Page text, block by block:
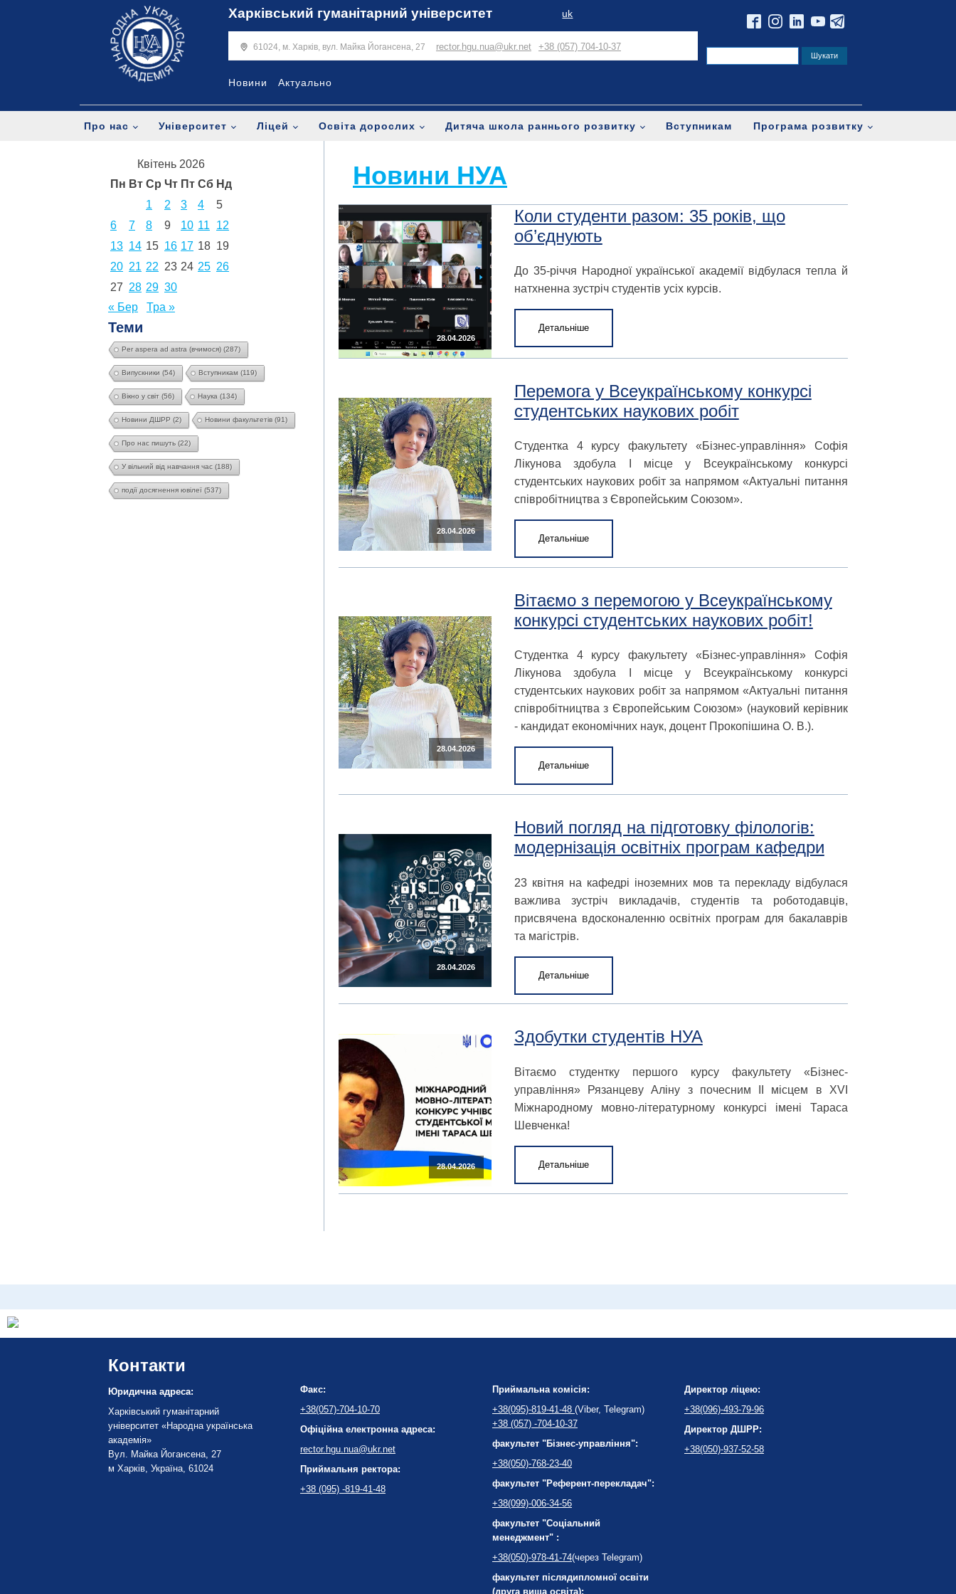
Харківський гуманітарний університет uk
61024, м. Харків, вул. Майка Йогансена, 27 rector.hgu.nua@ukr.net +38 (057) 704-10-37
Новини Актуально
Про нас Університет Ліцей Освіта дорослих Дитяча школа раннього розвитку Вступникам Програма розвитку
Квітень 2026
Пн Вт Ср Чт Пт Сб Нд
1
2 3 4
5
6
7 8 9 10 11
12
13 14 15 16 17 18 19
20 21 22 23 24 25 26
27 28 29 30
« Бер
Тра »
Теми
Per aspera ad astra (вчимося) (287)
Випускники (54) Вступникам (119)
Вікно у світ (56) Наука (134)
Новини ДШРР (2) Новини факультетів (91)
Про нас пишуть (22)
У вільний від навчання час (188)
події досягнення ювілеї (537)
Новини НУА
28.04.2026
Коли студенти разом: 35 років, що
об’єднують
До 35-річчя Народної української академії відбулася тепла й
натхненна зустріч студентів усіх курсів.
Детальніше
28.04.2026
Перемога у Всеукраїнському конкурсі
студентських наукових робіт
Студентка 4 курсу факультету «Бізнес-управління» Софія
Лікунова здобула І місце у Всеукраїнському конкурсі
студентських наукових робіт за напрямом «Актуальні питання
співробітництва з Європейським Союзом».
Детальніше
28.04.2026
Вітаємо з перемогою у Всеукраїнському
конкурсі студентських наукових робіт!
Студентка 4 курсу факультету «Бізнес-управління» Софія
Лікунова здобула І місце у Всеукраїнському конкурсі
студентських наукових робіт за напрямом «Актуальні питання
співробітництва з Європейським Союзом» (науковий керівник
- кандидат економічних наук, доцент Прокопішина О. В.).
Детальніше
28.04.2026
Новий погляд на підготовку філологів:
модернізація освітніх програм кафедри
23 квітня на кафедрі іноземних мов та перекладу відбулася
важлива зустріч викладачів, студентів та роботодавців,
присвячена вдосконаленню освітніх програм для бакалаврів
та магістрів.
Детальніше
28.04.2026
Здобутки студентів НУА
Вітаємо студентку першого курсу факультету «Бізнес-
управління» Рязанцеву Аліну з почесним ІІ місцем в XVI
Міжнародному мовно-літературному конкурсі імені Тараса
Шевченка!
Детальніше
Контакти
Юридична адреса:
Харківський гуманітарний
університет «Народна українська
академія»
Вул. Майка Йогансена, 27
м Харків, Україна, 61024
Факс:
+38(057)-704-10-70
Офіційна електронна адреса:
rector.hgu.nua@ukr.net
Приймальня ректора:
+38 (095) -819-41-48
Приймальна комісія:
+38(095)-819-41-48 (Viber, Telegram)
+38 (057) -704-10-37
факультет "Бізнес-управління":
+38(050)-768-23-40
факультет "Референт-перекладач":
+38(099)-006-34-56
факультет "Соціальний
менеджмент" :
+38(050)-978-41-74(через Telegram)
факультет післядипломної освіти
(друга вища освіта):
Директор ліцею:
+38(096)-493-79-96
Директор ДШРР:
+38(050)-937-52-58